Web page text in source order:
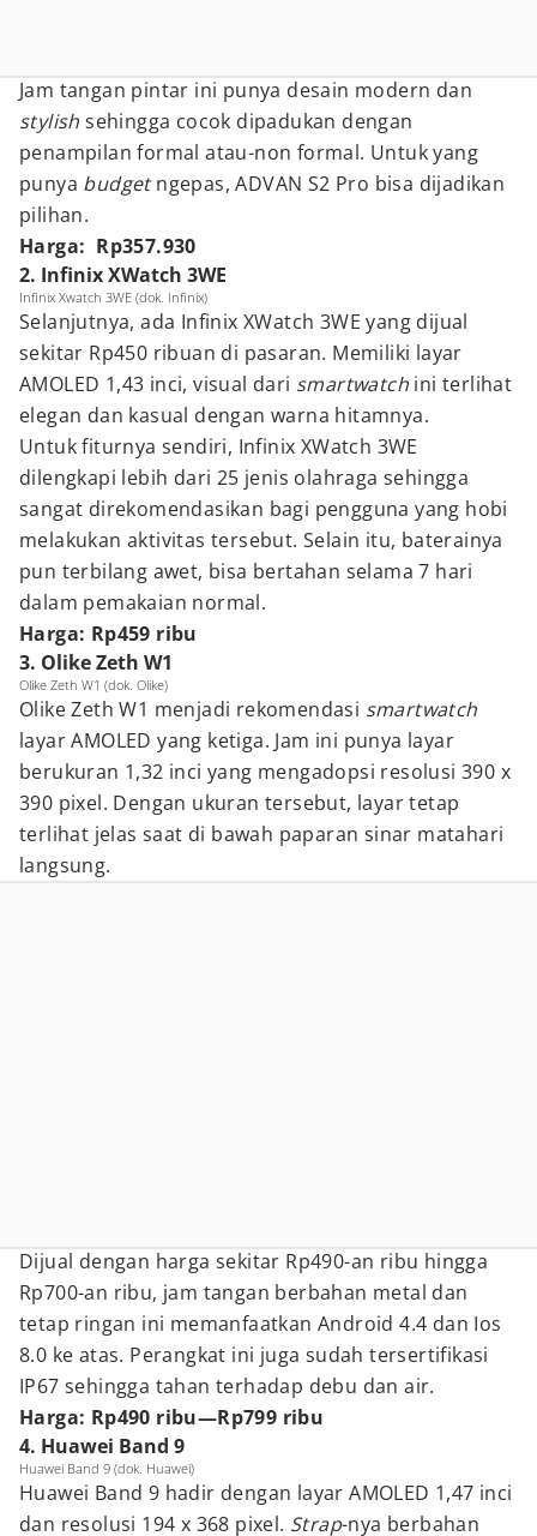
Jam tangan pintar ini punya desain modern dan
stylish sehingga cocok dipadukan dengan
penampilan formal atau-non formal. Untuk yang
punya budgetngepas, ADVAN S2 Pro bisa dijadikan
pilihan.
Harga: Rp357.930
2. Infinix XWatch 3WE
Infinix Xwatch 3WE (dok. Infinix)
Selanjutnya, ada Infinix XWatch 3WE yang dijual
sekitar Rp450 ribuan di pasaran. Memiliki layar
AMOLED 1,43 inci, visual dari smartwatch ini terlihat
elegan dan kasual dengan warna hitamnya.
Untuk fiturnya sendiri, Infinix XWatch 3WE
dilengkapi lebih dari 25 jenis olahraga sehingga
sangat direkomendasikan bagi pengguna yang hobi
melakukan aktivitas tersebut. Selain itu, baterainya
pun terbilang awet, bisa bertahan selama 7 hari
dalam pemakaian normal.
Harga: Rp459 ribu
3. Olike Zeth W1
Olike Zeth W1 (dok. Olike)
Olike Zeth W1 menjadi rekomendasi smartwatch
layar AMOLED yang ketiga. Jam ini punya layar
berukuran 1,32 inci yang mengadopsi resolusi 390 x
390 pixel. Dengan ukuran tersebut, layar tetap
terlihat jelas saat di bawah paparan sinar matahari
langsung.
Dijual dengan harga sekitar Rp490-an ribu hingga
Rp700-an ribu, jam tangan berbahan metal dan
tetap ringan ini memanfaatkan Android 4.4 dan Ios
8.0 ke atas. Perangkat ini juga sudah tersertifikasi
IP67 sehingga tahan terhadap debu dan air.
Harga: Rp490 ribu—Rp799 ribu
4. Huawei Band 9
Huawei Band 9 (dok. Huawei)
Huawei Band 9 hadir dengan layar AMOLED 1,47 inci
dan resolusi 194 x 368 pixel. Strap-nya berbahan